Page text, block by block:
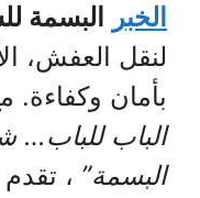
الخبر
البسمة
لنقل العفش،
بأمان وكفاءة.
الباب للباب…
البسمة” ،